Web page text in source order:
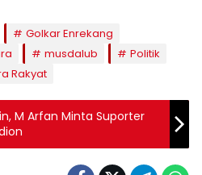
Golkar Enrekang
musdalub
Politik
Rakyat
M Arfan Minta Suporter